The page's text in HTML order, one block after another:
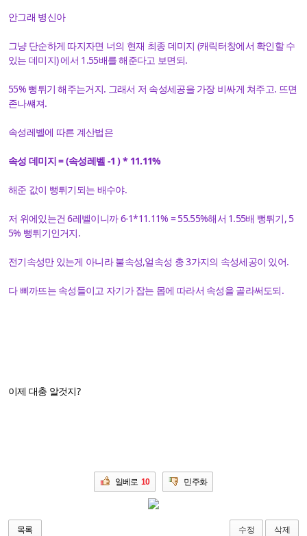
안그래 병신아
그냥 단순하게 따지자면 너의 현재 최종 데미지 (캐릭터창에서 확인할 수
있는 데미지) 에서 1.55배를 해준다고 보면되.
55% 뻥튀기 해주는거지. 그래서 저 속성세공을 가장 비싸게 쳐주고. 뜨면
존나썌져.
속성레벨에 따른 계산법은
속성 데미지 = (속성레벨 -1 ) * 11.11%
해준 값이 뻥튀기되는 배수야.
저 위에있는건 6레벨이니까 6-1*11.11% = 55.55%해서 1.55배 뻥튀기, 5
5% 뻥튀기인거지.
전기속성만 있는게 아니라 불속성,얼속성 총 3가지의 속성세공이 있어.
다 삐까뜨는 속성들이고 자기가 잡는 몹에 따라서 속성을 골라써도되.
이제 대충 알것지?
일베로 10 민주화
목록 수정 삭제